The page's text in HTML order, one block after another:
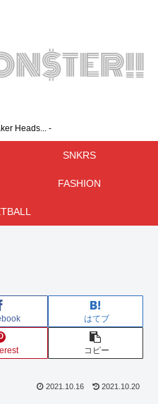
Heads... -
SNKRS
FASHION
はてブ
コピー
2021.10.16 2021.10.20